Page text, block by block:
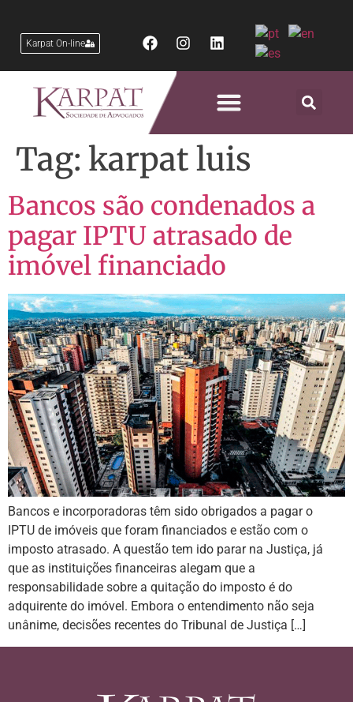
Karpat On-line
Tag: karpat luis
Bancos são condenados a
pagar IPTU atrasado de
imóvel financiado
Bancos e incorporadoras têm sido obrigados a pagar o
IPTU de imóveis que foram financiados e estão com o
imposto atrasado. A questão tem ido parar na Justiça, já
que as instituições financeiras alegam que a
responsabilidade sobre a quitação do imposto é do
adquirente do imóvel. Embora o entendimento não seja
unânime, decisões recentes do Tribunal de Justiça […]